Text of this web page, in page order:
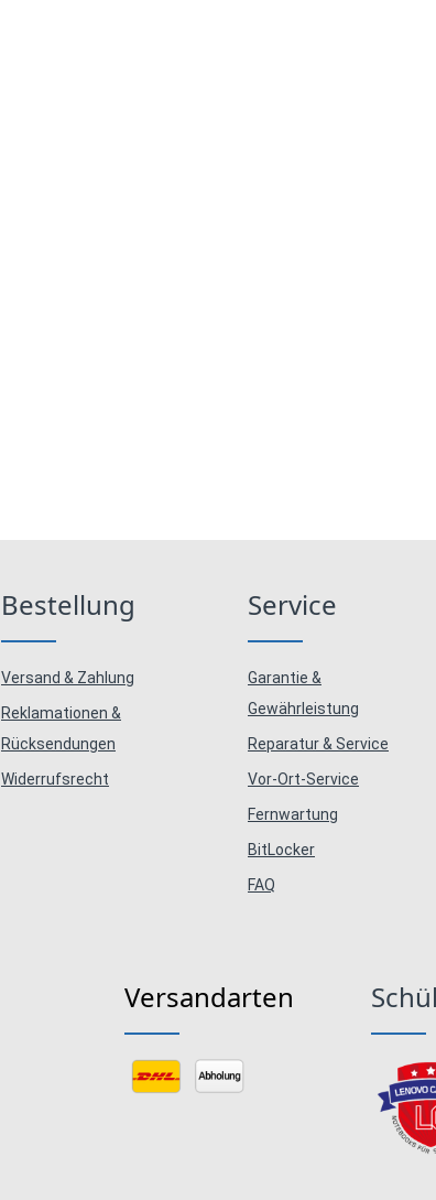
Bestellung
Versand & Zahlung
Reklamationen &
Rücksendungen
Widerrufsrecht
Service
Garantie &
Gewährleistung
Reparatur & Service
Vor-Ort-Service
Fernwartung
BitLocker
FAQ
Versandarten